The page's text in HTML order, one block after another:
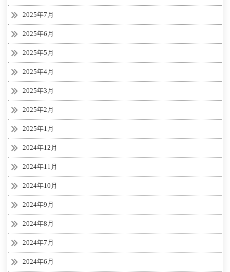
2025年7月
2025年6月
2025年5月
2025年4月
2025年3月
2025年2月
2025年1月
2024年12月
2024年11月
2024年10月
2024年9月
2024年8月
2024年7月
2024年6月